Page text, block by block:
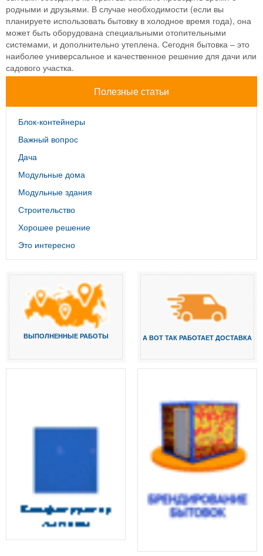
родными и друзьями. В случае необходимости (если вы
планируете использовать бытовку в холодное время года), она
может быть оборудована специальными отопительными
системами, и дополнительно утеплена. Сегодня бытовка – это
наиболее универсальное и качественное решение для дачи или
садового участка.
Полезные статьи
Блок-контейнеры
Важный вопрос
Дача
Модульные дома
Модульные здания
Строительство
Хорошее решение
Это интересно
ВЫПОЛНЕННЫЕ РАБОТЫ А ВОТ ТАК РАБОТАЕТ ДОСТАВКА